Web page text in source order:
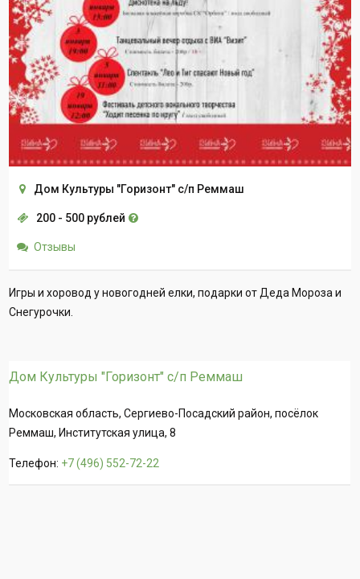
Дом Культуры "Горизонт" с/п Реммаш
200 - 500 рублей
Отзывы
Игры и хоровод у новогодней елки, подарки от Деда Мороза и
Снегурочки.
Дом Культуры "Горизонт" с/п Реммаш
Московская область, Сергиево-Посадский район, посёлок
Реммаш, Институтская улица, 8
Телефон: +7 (496) 552-72-22